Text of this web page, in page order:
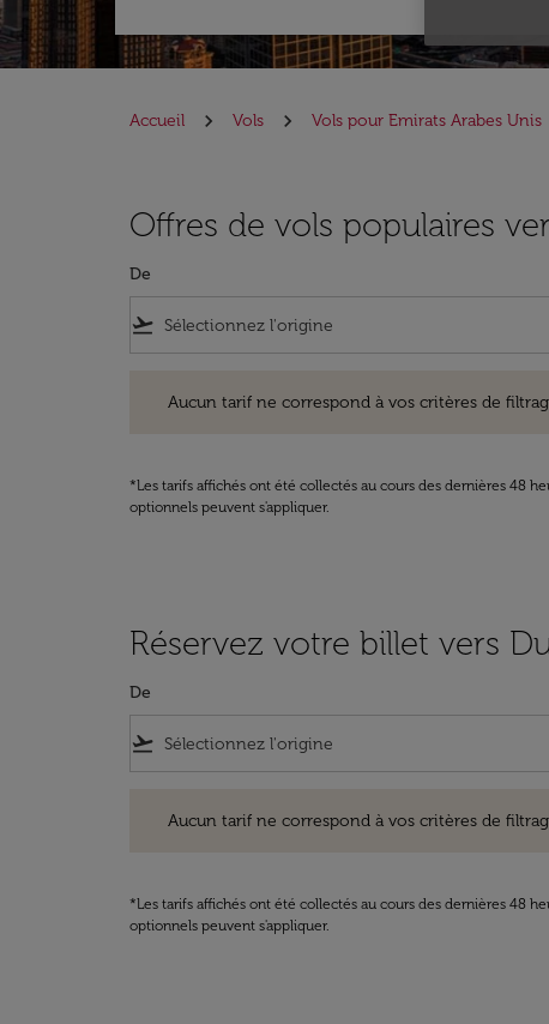
Accueil Vols Vols pour Emirats Arabes Unis
Offres de vols populaires
De
flight_takeoff
Aucun tarif ne correspond à vos critères de
*Les tarifs affichés ont été collectés au cours des dernières 48
optionnels peuvent s'appliquer.
Réservez votre billet vers
De
flight_takeoff
Aucun tarif ne correspond à vos critères de
*Les tarifs affichés ont été collectés au cours des dernières 48
optionnels peuvent s'appliquer.